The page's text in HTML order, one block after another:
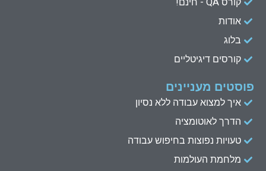
אודות
בלוג
קורסים דיגיטליים
פוסטים מעניינים
איך למצוא עבודה ללא נסיון
הדרך לאוטומציה
טעויות נפוצות בחיפוש עבודה
מלחמת העולמות